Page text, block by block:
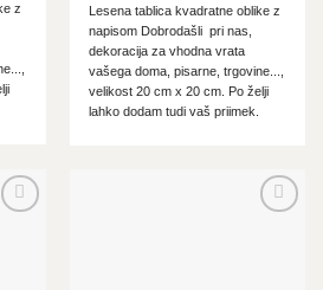
z
Lesena tablica kvadratne oblike z
napisom Dobrodašli pri nas,
dekoracija za vhodna vrata
vašega doma, pisarne, trgovine...,
velikost 20 cm x 20 cm. Po želji
lahko dodam tudi vaš priimek.